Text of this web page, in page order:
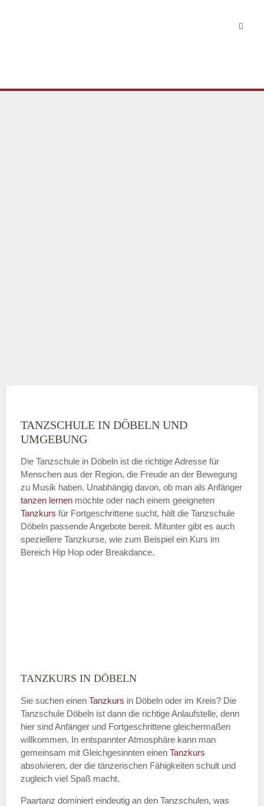
TANZSCHULE IN DÖBELN UND
UMGEBUNG
Die Tanzschule in Döbeln ist die richtige Adresse für
Menschen aus der Region, die Freude an der Bewegung
zu Musik haben. Unabhängig davon, ob man als Anfänger
tanzen lernen möchte oder nach einem geeigneten
Tanzkurs für Fortgeschrittene sucht, hält die Tanzschule
Döbeln passende Angebote bereit. Mitunter gibt es auch
speziellere Tanzkurse, wie zum Beispiel ein Kurs im
Bereich Hip Hop oder Breakdance.
TANZKURS IN DÖBELN
Sie suchen einen Tanzkurs in Döbeln oder im Kreis? Die
Tanzschule Döbeln ist dann die richtige Anlaufstelle, denn
hier sind Anfänger und Fortgeschrittene gleichermaßen
willkommen. In entspannter Atmosphäre kann man
gemeinsam mit Gleichgesinnten einen Tanzkurs
absolvieren, der die tänzerischen Fähigkeiten schult und
zugleich viel Spaß macht.
Paartanz dominiert eindeutig an den Tanzschulen, was